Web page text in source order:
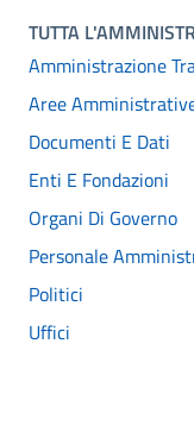
TUTTA
Amministrazione
Aree
Documenti E Dati
Enti E Fondazioni
Organi Di Governo
Personale
Politici
Uffici